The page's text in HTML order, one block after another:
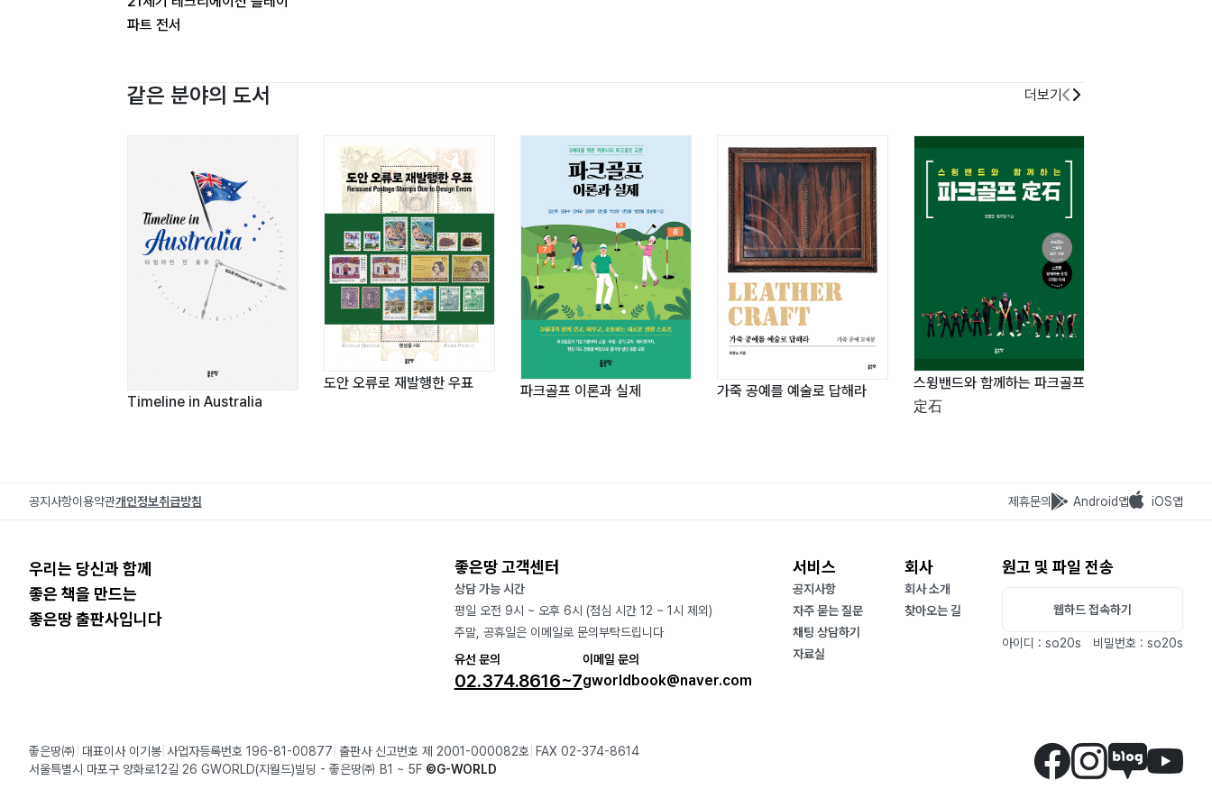
(WWW.RECREATION21.CO.KR)
한국여가레크리에이션협회 충남지부 전무이사(현)
한국노인여가전문지도자협회 전무이사(현)
레크리에이션 플레이파트 연구회 운영
(레크리에이션 가이드 WWW.KORREC.COM)
레크리에이션 산악회
(WWW.E-RECREATION.ORG)
파트 전서
같은 분야의 도서 더보기
Timeline in Australia
도안 오류로 재발행한 우표
파크골프 이론과 실제 가죽 공예를 예술로 답해라
스윙밴드와 함께하는 파크골프
定石
공지사항이용약관개인정보취급방침 제휴문의 Android앱 iOS앱
우리는 당신과 함께
좋은 책을 만드는
좋은땅 출판사입니다
좋은땅 고객센터
상담 가능 시간
평일 오전 9시 ~ 오후 6시 (점심 시간 12 ~ 1시 제외)
주말, 공휴일은 이메일로 문의부탁드립니다
유선 문의
02.374.8616~7
이메일 문의
gworldbook@naver.com
서비스
공지사항
자주 묻는 질문
채팅 상담하기
자료실
회사
회사 소개
찾아오는 길
원고 및 파일 전송
웹하드 접속하기
아이디 : so20s 비밀번호 : so20s
좋은땅㈜ 대표이사 이기봉 사업자등록번호 196-81-00877 출판사 신고번호 제 2001-000082호
FAX 02-374-8614
서울특별시 마포구 양화로12길 26 GWORLD(지월드)빌딩 - 좋은땅㈜ B1 ~ 5F ©G-WORLD